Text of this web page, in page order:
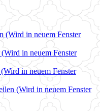
(Wird in neuem Fenster
in neuem Fenster
in neuem Fenster
(Wird in neuem Fenster